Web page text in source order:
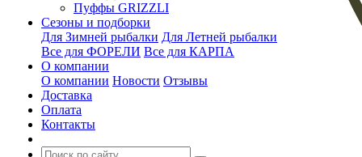
Пуффы GRIZZLI
Сезоны и подборки
Для Зимней рыбалки Для Летней рыбалки
Все для ФОРЕЛИ Все для КАРПА
О компании
О компании Новости Отзывы
Доставка
Оплата
Контакты